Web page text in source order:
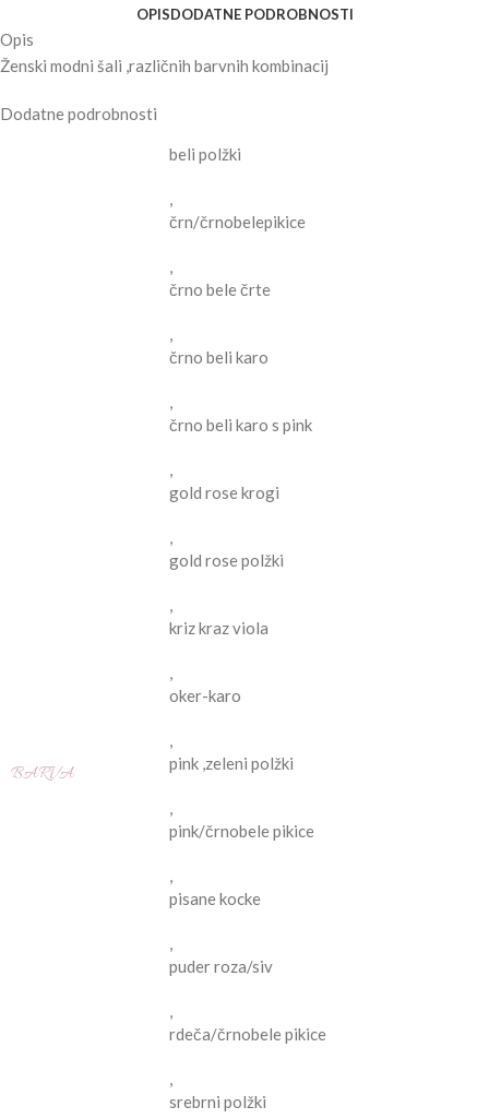
OPISDODATNE PODROBNOSTI
Opis
Ženski modni šali ,različnih barvnih kombinacij
Dodatne podrobnosti
BARVA
beli polžki
,
črn/črnobelepikice
,
črno bele črte
,
črno beli karo
,
črno beli karo s pink
,
gold rose krogi
,
gold rose polžki
,
kriz kraz viola
,
oker-karo
,
pink ,zeleni polžki
,
pink/črnobele pikice
,
pisane kocke
,
puder roza/siv
,
rdeča/črnobele pikice
,
srebrni polžki